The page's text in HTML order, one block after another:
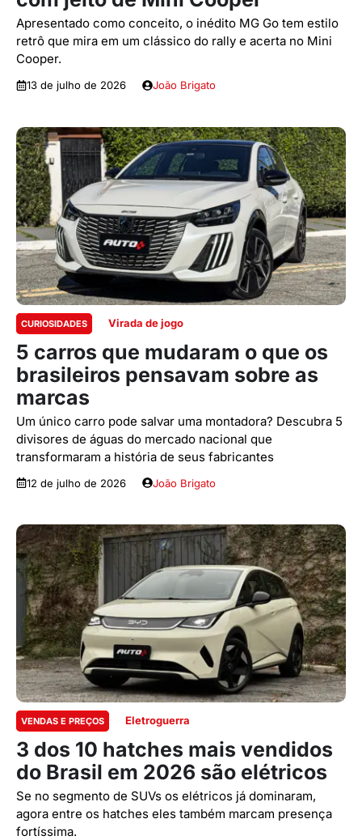
Apresentado como conceito, o inédito MG Go tem estilo
retrô que mira em um clássico do rally e acerta no Mini
Cooper.
13 de julho de 2026 João Brigato
CURIOSIDADES Virada de jogo
5 carros que mudaram o que os
brasileiros pensavam sobre as
marcas
Um único carro pode salvar uma montadora? Descubra 5
divisores de águas do mercado nacional que
transformaram a história de seus fabricantes
12 de julho de 2026 João Brigato
VENDAS E PREÇOS Eletroguerra
3 dos 10 hatches mais vendidos
do Brasil em 2026 são elétricos
Se no segmento de SUVs os elétricos já dominaram,
agora entre os hatches eles também marcam presença
fortíssima.